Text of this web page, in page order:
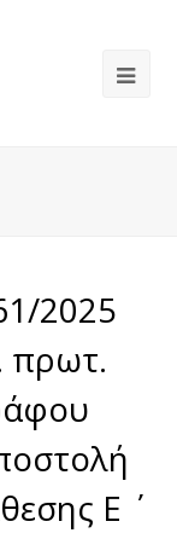
2025
πρωτ.
Ε ΄